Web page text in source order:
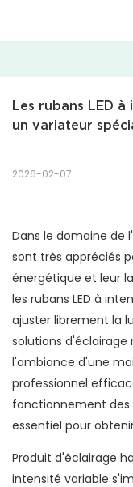
Les rubans LED
un variateur
2026-02-07
Dans le domaine de
sont très appréciés
énergétique et leur
les rubans LED à
ajuster librement la
solutions d'éclairage
l'ambiance d'une
professionnel
fonctionnement des
essentiel pour
Produit d'éclairage
intensité variable